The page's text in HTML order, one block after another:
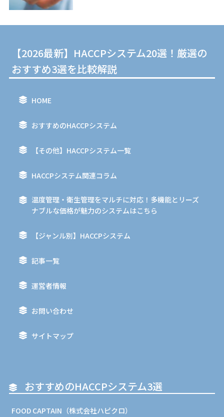
【2026最新】HACCPシステム20選！厳選の
おすすめ3選を比較解説
HOME
おすすめのHACCPシステム
【その他】HACCPシステム一覧
HACCPシステム関連コラム
温度管理・衛生管理をマルチに対応！多機能とリーズ
ナブルな価格が魅力のシステムはこちら
【ジャンル別】HACCPシステム
記事一覧
運営者情報
お問い合わせ
サイトマップ
おすすめのHACCPシステム3選
FOOD CAPTAIN（株式会社ハピクロ）